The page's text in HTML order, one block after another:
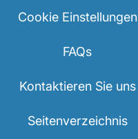
Cookie Einstellungen
FAQs
Kontaktieren Sie uns
Seitenverzeichnis